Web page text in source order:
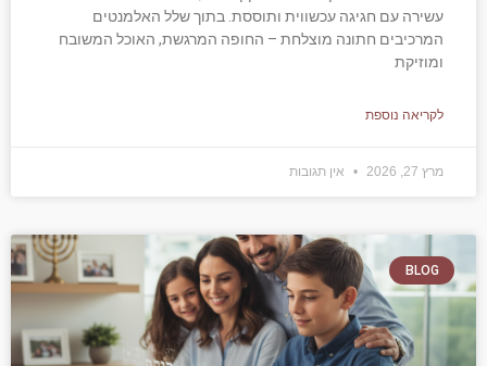
עשירה עם חגיגה עכשווית ותוססת. בתוך שלל האלמנטים
המרכיבים חתונה מוצלחת – החופה המרגשת, האוכל המשובח
ומוזיקת
לקריאה נוספת
מרץ 27, 2026 אין תגובות
BLOG